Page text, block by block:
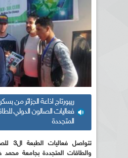
ريبورتاج اذاعة الجزائر من
فعاليات الصالون الدولي
المتجددة
والطاقات المتجددة بجامعة محمد